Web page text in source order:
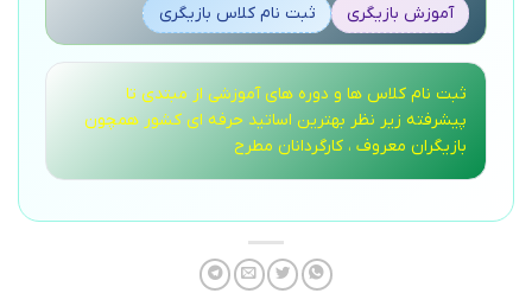
آموزش بازیگری
ثبت نام کلاس بازیگری
ثبت نام کلاس ها و دوره های آموزشی از مبتدی تا
پیشرفته زیر نظر بهترین اساتید حرفه ای کشور همچون
بازیگران معروف ، کارگردانان مطرح